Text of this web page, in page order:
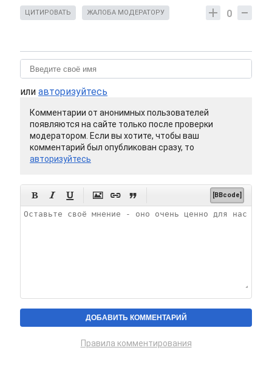
0
ЦИТИРОВАТЬ ЖАЛОБА МОДЕРАТОРУ
или авторизуйтесь
Комментарии от анонимных пользователей
появляются на сайте только после проверки
модератором. Если вы хотите, чтобы ваш
комментарий был опубликован сразу, то
авторизуйтесь
      [BBcode]
Правила комментирования